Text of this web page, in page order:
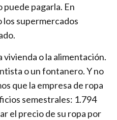
pagarla. En
los supermercados
vivienda o la alimentación.
o un fontanero. Y no
que la empresa de ropa
semestrales: 1.794
el precio de su ropa por